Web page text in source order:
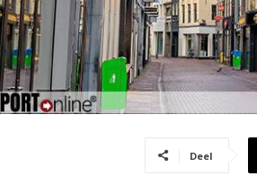
Deel